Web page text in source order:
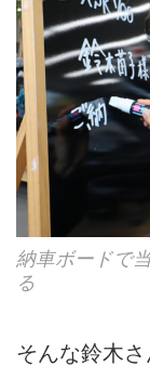
納車ボードで
る
そんな鈴木